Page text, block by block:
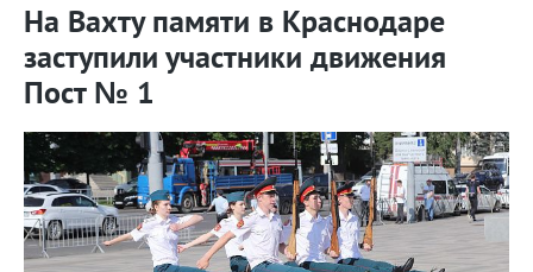
На Вахту памяти в Краснодаре
заступили участники движения
Пост № 1